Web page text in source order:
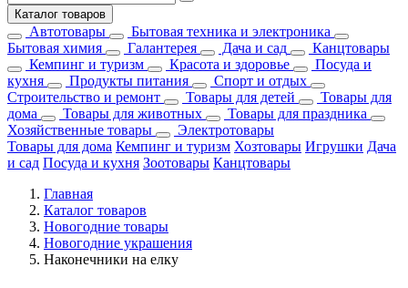
Каталог товаров
Автотовары
Бытовая техника и электроника
Бытовая химия
Галантерея Дача и сад
Канцтовары
Кемпинг и туризм
Красота и здоровье
Посуда и
кухня
Продукты питания
Спорт и отдых
Строительство и ремонт
Товары для детей
Товары для
дома
Товары для животных
Товары для праздника
Хозяйственные товары
Электротовары
Товары для дома Кемпинг и туризм Хозтовары Игрушки Дача
и сад Посуда и кухня Зоотовары Канцтовары
Главная
Каталог товаров
Новогодние товары
Новогодние украшения
Наконечники на елку